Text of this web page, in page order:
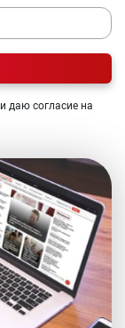
и даю согласие на